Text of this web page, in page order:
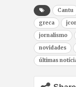
Cantu
greca
jornalismo
novidades
últimas